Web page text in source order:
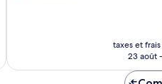
taxes et
23 août